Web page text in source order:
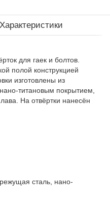
Характеристики
для гаек и болтов.
полой конструкцией
изготовлены из
титановым покрытием,
На отвёртки нанесён
сталь, нано-